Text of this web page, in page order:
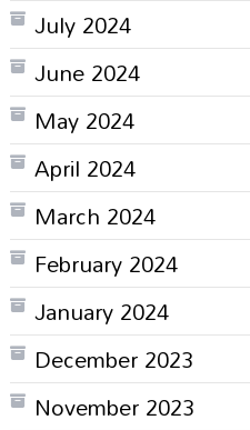
July 2024
June 2024
May 2024
April 2024
March 2024
February 2024
January 2024
December 2023
November 2023